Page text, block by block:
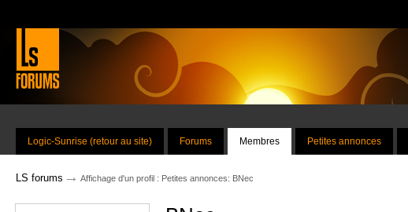
Logic-Sunrise (retour au site) Forums Membres Petites annonces
LS forums → Affichage d'un profil : Petites annonces: BNec